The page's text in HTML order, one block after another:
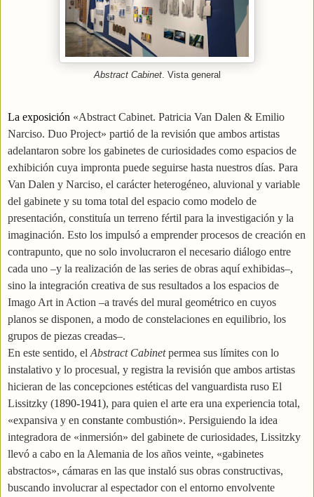
Abstract Cabinet. Vista general
La exposición «Abstract Cabinet. Patricia Van Dalen & Emilio
Narciso. Duo Project» partió de la revisión que ambos artistas
adelantaron sobre los gabinetes de curiosidades como espacios de
exhibición cuya impronta puede seguirse hasta nuestros días. Para
Van Dalen y Narciso, el carácter heterogéneo, aluvional y variable
del gabinete y su toma total del espacio como modelo de
presentación, constituía un terreno fértil para la investigación y la
imaginación. Esto los impulsó a emprender procesos de creación en
contrapunto, que no solo involucraron el necesario diálogo entre
cada uno –y la realización de las series de obras aquí exhibidas–,
sino la integración creativa de sus resultados a los espacios de
Imago Art in Action –a través del mural geométrico en cuyos
planos se disponen, a modo de constelaciones en equilibrio, los
grupos de piezas creadas–.
En este sentido, el Abstract Cabinetpermea sus límites con lo
instalativo y lo procesual, y registra la revisión que ambos artistas
hicieran de las concepciones estéticas del vanguardista ruso El
Lissitzky (1890-1941), para quien el arte era una experiencia total,
«expansiva y en constante combustión». Persiguiendo la idea
integradora de «inmersión» del gabinete de curiosidades, Lissitzky
llevó a cabo en la Alemania de los años veinte, «gabinetes
abstractos», cámaras en las que instaló sus obras constructivas,
buscando involucrar al espectador con el entorno envolvente